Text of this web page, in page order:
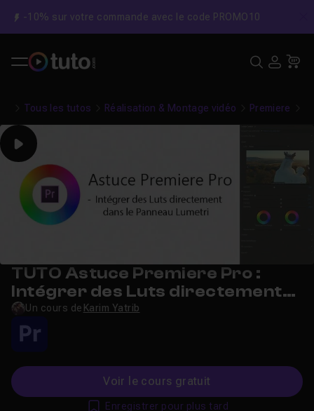
-10% sur votre commande avec le code PROMO10
Tous les tutos Réalisation & Montage vidéo Premiere
Play
TUTO Astuce Premiere Pro :
Intégrer des Luts directement
dans le Panneau Lumetri
Un cours de Karim Yatrib
Voir le cours gratuit
Enregistrer pour plus tard